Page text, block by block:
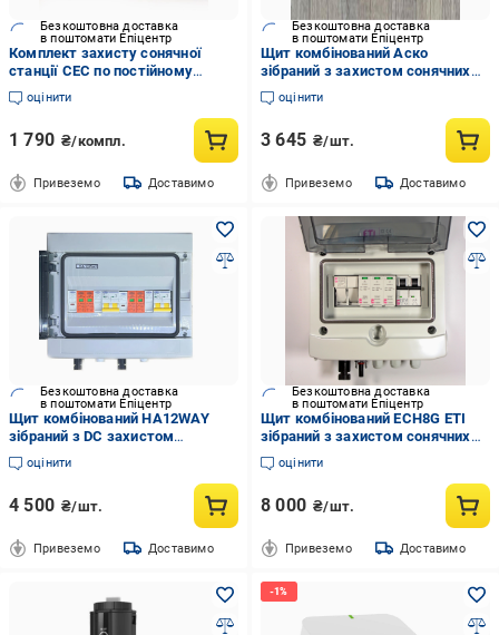
Безкоштовна доставка
в поштомати Епіцентр
Комплект захисту сонячної
станції СЕС по постійному
струму 800В (35320676)
оцінити
1 790 ₴/компл.
Привеземо Доставимо
Безкоштовна доставка
в поштомати Епіцентр
Щит комбінований Аско
зібраний з захистом сонячних
панелей 2 стрінга IP40 12 м
(35395773)
оцінити
3 645 ₴/шт.
Привеземо Доставимо
Безкоштовна доставка
в поштомати Епіцентр
Щит комбінований HA12WAY
зібраний з DC захистом
сонячних панелей 2 стрінгa IP65
(35395755)
оцінити
4 500 ₴/шт.
Привеземо Доставимо
Безкоштовна доставка
в поштомати Епіцентр
Щит комбінований ECH8G ETI
зібраний з захистом сонячних
панелей 1 стрінг IP65 ETI
наповнення (35395756)
оцінити
8 000 ₴/шт.
Привеземо Доставимо